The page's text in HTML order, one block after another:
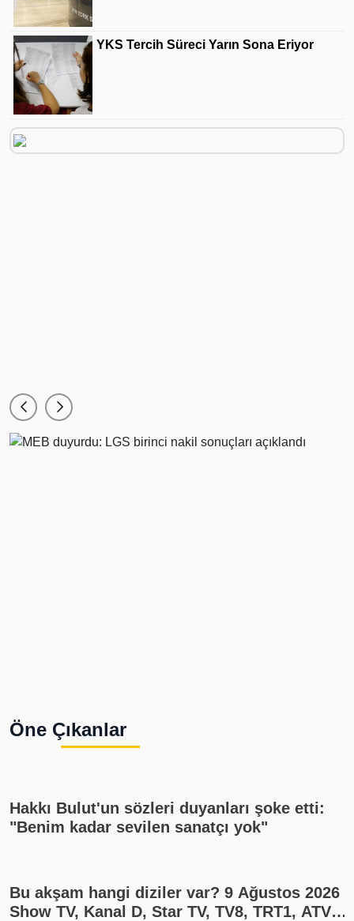
YKS Tercih Süreci Yarın Sona Eriyor
Öne Çıkanlar
Hakkı Bulut'un sözleri duyanları şoke etti:
"Benim kadar sevilen sanatçı yok"
Bu akşam hangi diziler var? 9 Ağustos 2026
Show TV, Kanal D, Star TV, TV8, TRT1, ATV